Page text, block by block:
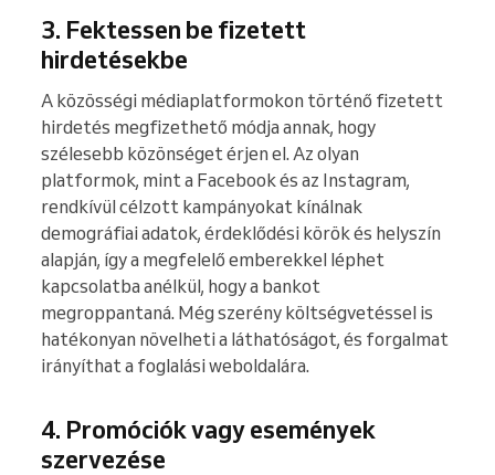
3. Fektessen be fizetett
hirdetésekbe
A közösségi médiaplatformokon történő fizetett
hirdetés megfizethető módja annak, hogy
szélesebb közönséget érjen el. Az olyan
platformok, mint a Facebook és az Instagram,
rendkívül célzott kampányokat kínálnak
demográfiai adatok, érdeklődési körök és helyszín
alapján, így a megfelelő emberekkel léphet
kapcsolatba anélkül, hogy a bankot
megroppantaná. Még szerény költségvetéssel is
hatékonyan növelheti a láthatóságot, és forgalmat
irányíthat a foglalási weboldalára.
4. Promóciók vagy események
szervezése